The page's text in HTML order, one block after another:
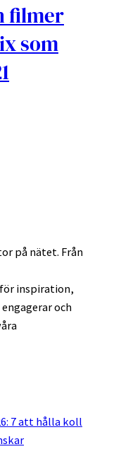
filmer
som
på nätet. Från
inspiration,
och
7 att hålla koll